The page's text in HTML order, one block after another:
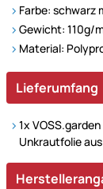
Farbe: schwarz
Gewicht: 110g/
Material:
Lieferumfang
1x
Unkrautfolie